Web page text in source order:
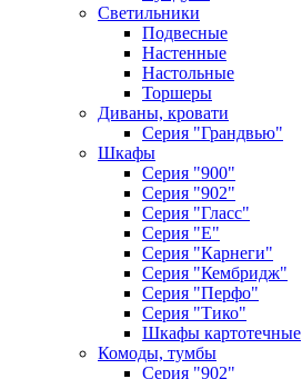
Светильники
Подвесные
Настенные
Настольные
Торшеры
Диваны, кровати
Серия "Грандвью"
Шкафы
Серия "900"
Серия "902"
Серия "Гласс"
Серия "Е"
Серия "Карнеги"
Серия "Кембридж"
Серия "Перфо"
Серия "Тико"
Шкафы картотечные
Комоды, тумбы
Серия "902"